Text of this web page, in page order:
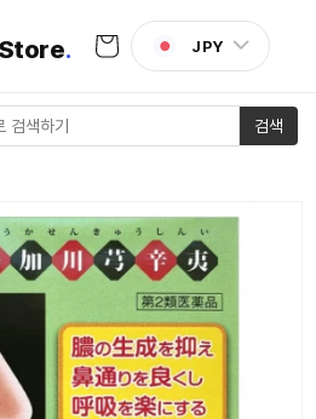
.
트
JPY
검색